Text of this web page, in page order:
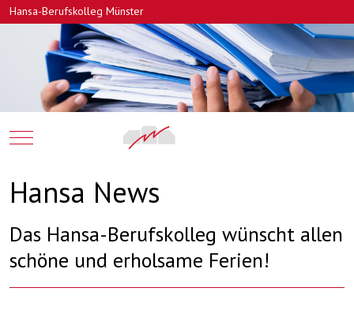
Hansa-Berufskolleg Münster
Mobile Menu Toggle
Hansa News
Das Hansa-Berufskolleg wünscht allen
schöne und erholsame Ferien!